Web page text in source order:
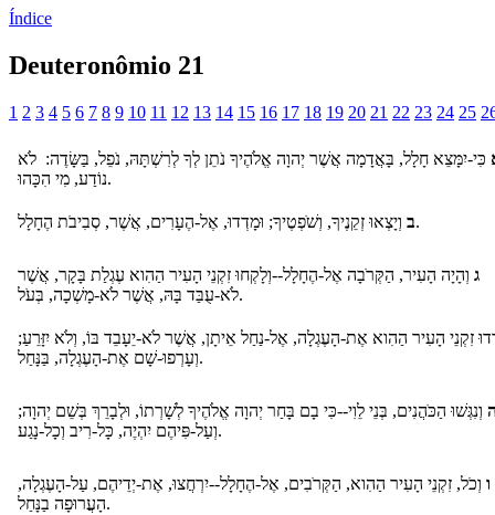
Índice
Deuteronômio 21
1 2 3 4 5 6 7 8 9 10 11 12 13 14 15 16 17 18 19 20 21 22 23 24 25
כִּי-יִמָּצֵא חָלָל, בָּאֲדָמָה אֲשֶׁר יְהוָה אֱלֹהֶיךָ נֹתֵן לְךָ לְרִשְׁתָּהּ, נֹפֵל, בַּשָּׂדֶה: לֹא
נוֹדַע, מִי הִכָּהוּ.
בוְיָצְאוּ זְקֵנֶיךָ, וְשֹׁפְטֶיךָ; וּמָדְדוּ, אֶל-הֶעָרִים, אֲשֶׁר, סְבִיבֹת הֶחָלָל.
ג וְהָיָה הָעִיר, הַקְּרֹבָה אֶל-הֶחָלָל--וְלָקְחוּ זִקְנֵי הָעִיר הַהִוא עֶגְלַת בָּקָר, אֲשֶׁר
לֹא-עֻבַּד בָּהּ, אֲשֶׁר לֹא-מָשְׁכָה, בְּעֹל.
זִקְנֵי הָעִיר הַהִוא אֶת-הָעֶגְלָה, אֶל-נַחַל אֵיתָן, אֲשֶׁר לֹא-יֵעָבֵד בּוֹ, וְלֹא יִזָּרֵעַ;
וְעָרְפוּ-שָׁם אֶת-הָעֶגְלָה, בַּנָּחַל.
וְנִגְּשׁוּ הַכֹּהֲנִים, בְּנֵי לֵוִי--כִּי בָם בָּחַר יְהוָה אֱלֹהֶיךָ לְשָׁרְתוֹ, וּלְבָרֵךְ בְּשֵׁם יְהוָה;
וְעַל-פִּיהֶם יִהְיֶה, כָּל-רִיב וְכָל-נָגַע.
ו וְכֹל, זִקְנֵי הָעִיר הַהִוא, הַקְּרֹבִים, אֶל-הֶחָלָל--יִרְחֲצוּ, אֶת-יְדֵיהֶם, עַל-הָעֶגְלָה,
הָעֲרוּפָה בַנָּחַל.